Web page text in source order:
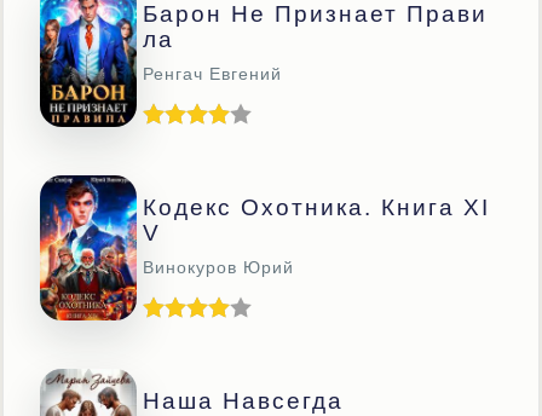
Барон Не Признает Прави
Ла
Ренгач Евгений
Кодекс Охотника. Книга XI
V
Винокуров Юрий
Наша Навсегда